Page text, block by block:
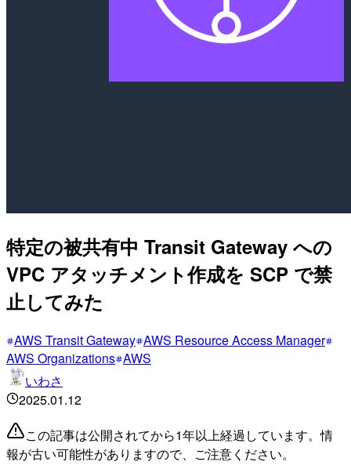
特定の被共有中 Transit Gateway への
VPC アタッチメント作成を SCP で禁
止してみた
AWS Transit Gateway AWS Resource Access Manager
AWS Organizations AWS
いわさ
2025.01.12
この記事は公開されてから1年以上経過しています。情
報が古い可能性がありますので、ご注意ください。